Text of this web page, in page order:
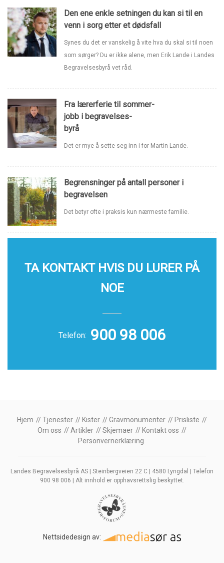
Den ene enkle setningen du kan si til en
venn i sorg etter et dødsfall
Synes du det er vanskelig å vite hva du skal si til noen
som sørger? Du er ikke alene, men Erik Lande i Landes
Begravelsesbyrå vet råd.
Fra lærerferie til sommer-
jobb i begravelses-
byrå
Det er mye å sette seg inn i for Martin Lande.
Begrensninger på antall personer i
begravelsen
Det betyr ofte i praksis kun nærmeste familie.
TA KONTAKT HVIS DU LURER PÅ
NOE
Telefon: 900 98 006
Hjem Tjenester Kister Gravmonumenter
Prisliste
Om oss
Artikler Skjemaer
Kontakt oss
Personvernerklæring
Landes Begravelsesbyrå AS | Steinbergveien 22 C | 4580 Lyngdal | Telefon
900 98 006 | Alt innhold er opphavsrettslig beskyttet.
Nettsidedesign av: